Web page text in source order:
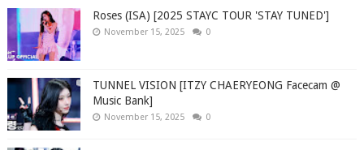
Roses (ISA) [2025 STAYC TOUR 'STAY TUNED']
November 15, 2025 0
TUNNEL VISION [ITZY CHAERYEONG Facecam @
Music Bank]
November 15, 2025 0